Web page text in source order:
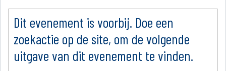
Dit evenement is voorbij. Doe een
zoekactie op de site, om de volgende
uitgave van dit evenement te vinden.